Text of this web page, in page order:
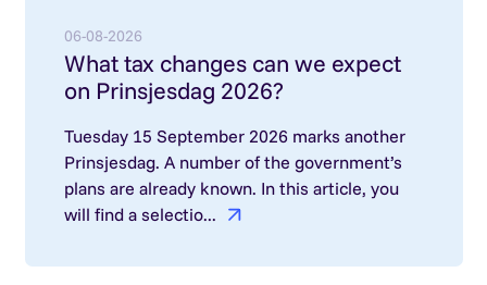
Lees meer over: What tax changes can we
06-08-2026
What tax changes can we expect
on Prinsjesdag 2026?
Tuesday 15 September 2026 marks another
Prinsjesdag. A number of the government’s
plans are already known. In this article, you
will find a selectio...